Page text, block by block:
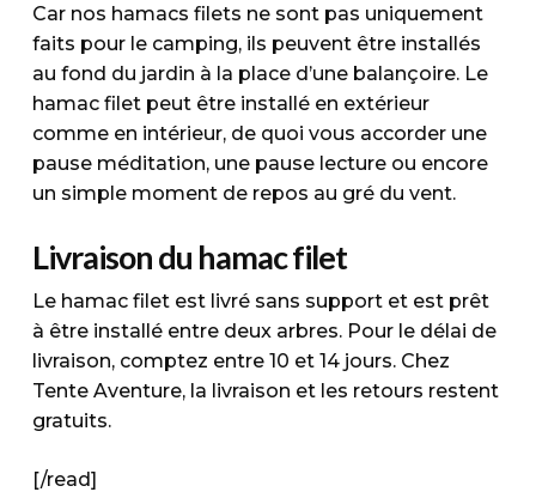
Car nos hamacs filets ne sont pas uniquement
faits pour le camping, ils peuvent être installés
au fond du jardin à la place d’une balançoire. Le
hamac filet peut être installé en extérieur
comme en intérieur, de quoi vous accorder une
pause méditation, une pause lecture ou encore
un simple moment de repos au gré du vent.
Livraison du hamac filet
Le hamac filet est livré sans support et est prêt
à être installé entre deux arbres. Pour le délai de
livraison, comptez entre 10 et 14 jours. Chez
Tente Aventure, la livraison et les retours restent
gratuits.
[/read]